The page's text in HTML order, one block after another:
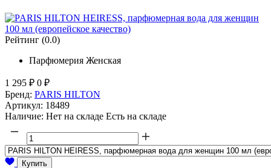
Рейтинг (0.0)
Парфюмерия Женская
1 295 ₽ 0 ₽
Бренд: PARIS HILTON
Артикул: 18489
Наличие: Нет на складе Есть на складе
Купить